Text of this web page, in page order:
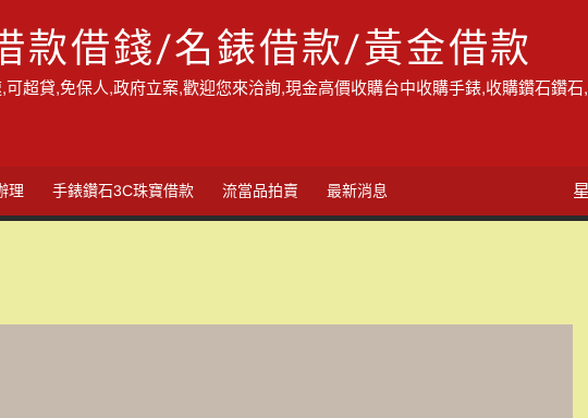
款借錢/名錶借款/黃金借款
超貸,免保人,政府立案,歡迎您來洽詢,現金高價收購台中收購手錶,收購鑽石鑽
理 手錶鑽石3C珠寶借款 流當品拍賣 最新消息